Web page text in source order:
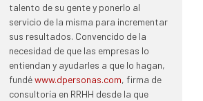
talento de su gente y ponerlo al
servicio de la misma para incrementar
sus resultados. Convencido de la
necesidad de que las empresas lo
entiendan y ayudarles a que lo hagan,
fundéwww.dpersonas.com, firma de
consultoría en RRHH desde la que